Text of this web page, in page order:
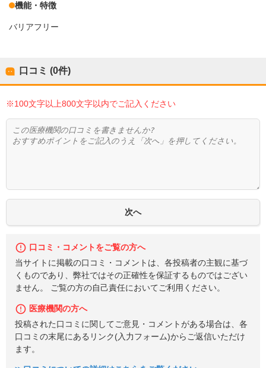
機能・特徴
バリアフリー
口コミ (0件)
※100文字以上800文字以内でご記入ください
口コミ・コメントをご覧の方へ
当サイトに掲載の口コミ・コメントは、各投稿者の主観に基づ
くものであり、弊社ではその正確性を保証するものではござい
ません。 ご覧の方の自己責任においてご利用ください。
医療機関の方へ
投稿された口コミに関してご意見・コメントがある場合は、各
口コミの末尾にあるリンク(入力フォーム)からご返信いただけ
ます。